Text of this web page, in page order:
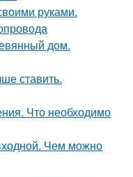
руками.
дом.
ставить.
Что необходимо
Чем можно